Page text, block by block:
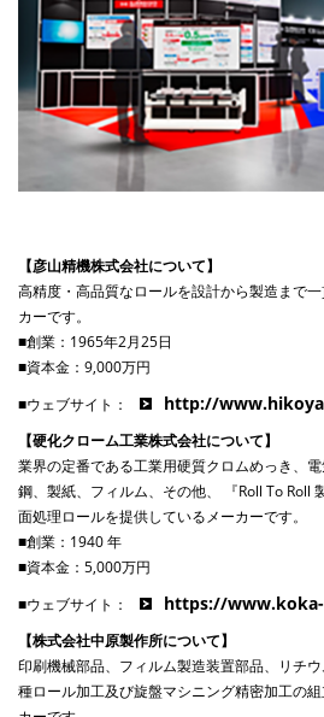
【彦山精機株式会社について】
高精度・高品質なロールを設計から製造まで
カーです。
■創業： 1965年2月25日
■資本金： 9,000万円
■ウェブサイト：
http://
【硬化クローム工業株式会社について】
業界の定番である⼯業用硬質クロムめっき、
鋼、製紙、フィルム、その他、
『Roll To Roll
面処理ロールを提供しているメーカーです。
■創業： 1940年
■資本⾦ ：5,000万円
■ウェブサイト ： https://
【株式会社中原製作所について】
印刷機械部品、フィルム製造装置部品、リチ
種ロール加⼯及び旋盤マシニング精密加⼯の